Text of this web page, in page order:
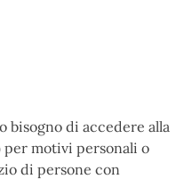
bisogno di accedere alla
per motivi personali o
di persone con